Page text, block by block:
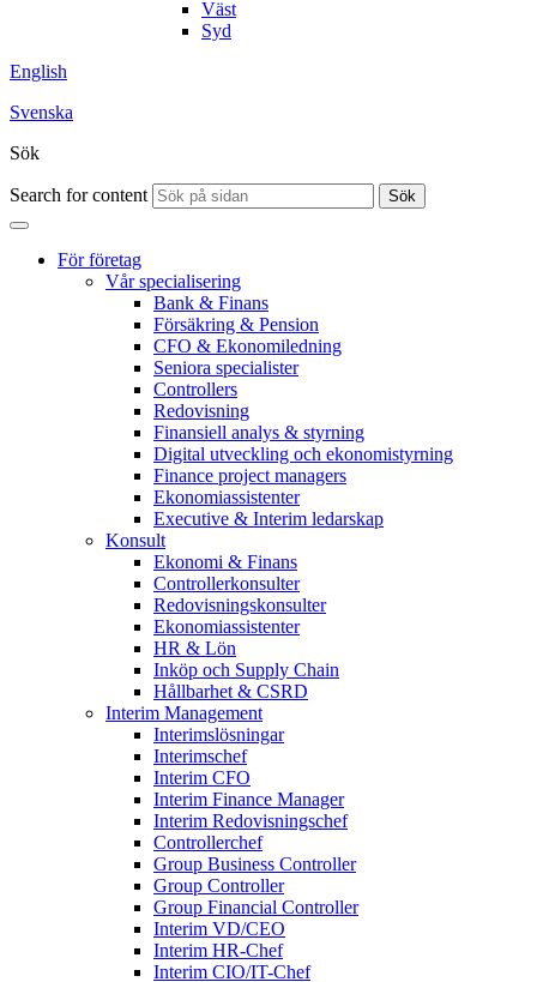
Väst
Syd
English
Svenska
Sök
Search for content Sök
För företag
Vår specialisering
Bank & Finans
Försäkring & Pension
CFO & Ekonomiledning
Seniora specialister
Controllers
Redovisning
Finansiell analys & styrning
Digital utveckling och ekonomistyrning
Finance project managers
Ekonomiassistenter
Executive & Interim ledarskap
Konsult
Ekonomi & Finans
Controllerkonsulter
Redovisningskonsulter
Ekonomiassistenter
HR & Lön
Inköp och Supply Chain
Hållbarhet & CSRD
Interim Management
Interimslösningar
Interimschef
Interim CFO
Interim Finance Manager
Interim Redovisningschef
Controllerchef
Group Business Controller
Group Controller
Group Financial Controller
Interim VD/CEO
Interim HR-Chef
Interim CIO/IT-Chef